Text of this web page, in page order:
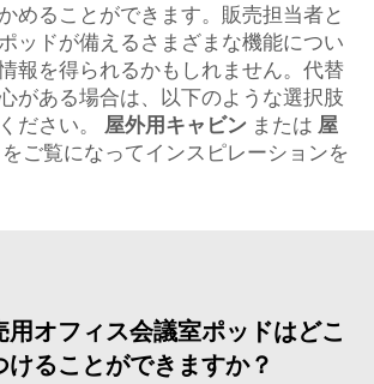
めることができます。販売担当者と
ッドが備えるさまざまな機能につい
報を得られるかもしれません。代替
がある場合は、以下のような選択肢
ださい。 屋外用キャビン または 屋
をご覧になってインスピレーションを
用オフィス会議室ポッドはどこ
けることができますか？